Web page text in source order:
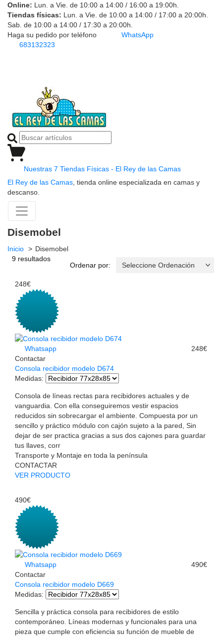
Online: Lun. a Vie. de 10:00 a 14:00 / 16:00 a 19:00h.
Tiendas físicas: Lun. a Vie. de 10:00 a 14:00 / 17:00 a 20:00h.
Sab. de 10:00 a 14:00 / 17:30 a 20:00h.
Haga su pedido por teléfono
683132323
WhatsApp
Nuestras 7 Tiendas Físicas - El Rey de las Camas
El Rey de las Camas , tienda online especializada en camas y
descanso.
Disemobel
Inicio
Disemobel
9 resultados
Ordenar por:
248€
Whatsapp
Contactar
248€
Consola recibidor modelo D674
Medidas:
Consola de líneas rectas para recibidores actuales y de
vanguardia. Con ella conseguiremos vestir espacios
reducidos sin sobrecargar el ambiente. Compuesta por un
sencillo y práctico módulo con cajón sujeto a la pared, Sin
dejar de ser practica gracias a sus dos cajones para guardar
tus llaves, corr
Transporte y Montaje en toda la península
CONTACTAR
VER PRODUCTO
490€
Whatsapp
Contactar
490€
Consola recibidor modelo D669
Medidas:
Sencilla y práctica consola para recibidores de estilo
contemporáneo. Líneas modernas y funcionales para una
pieza que cumple con eficiencia su función de mueble de